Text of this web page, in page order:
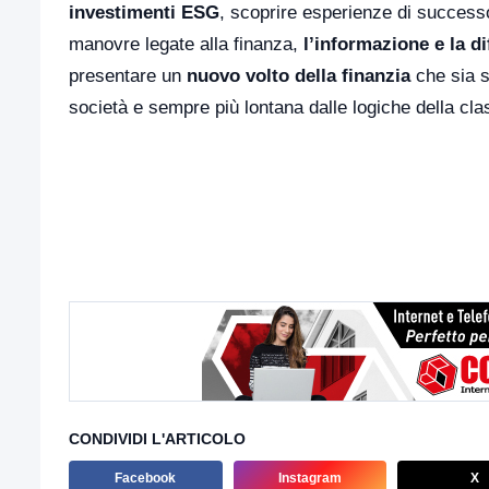
investimenti ESG, scoprire esperienze di
manovre legate alla finanza, l’informazione e la
presentare un nuovo volto della finanziache sia
società e sempre più lontana dalle logiche della
CONDIVIDI L'ARTICOLO
Facebook Instagram X